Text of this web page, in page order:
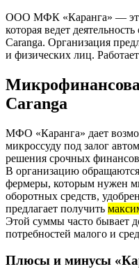
ООО МФК «Каранга» —
которая ведет
Caranga. Организация
и физических лиц.
Caranga
МФО «Каранга» дает
микроссуду под залог
решения срочных
В организацию
фермеры, которым нужен
оборотных средств,
предлагает получить
Этой суммы часто бывает
потребностей малого и
Плюсы и минусы